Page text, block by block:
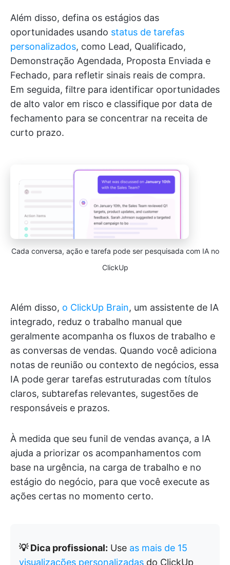
Além disso, defina os estágios das
oportunidades usando status de tarefas
personalizados, como Lead, Qualificado,
Demonstração Agendada, Proposta Enviada e
Fechado, para refletir sinais reais de compra.
Em seguida, filtre para identificar oportunidades
de alto valor em risco e classifique por data de
fechamento para se concentrar na receita de
curto prazo.
Cada conversa, ação e tarefa pode ser pesquisada com IA no
ClickUp
Além disso, o ClickUp Brain, um assistente de IA
integrado, reduz o trabalho manual que
geralmente acompanha os fluxos de trabalho e
as conversas de vendas. Quando você adiciona
notas de reunião ou contexto de negócios, essa
IA pode gerar tarefas estruturadas com títulos
claros, subtarefas relevantes, sugestões de
responsáveis e prazos.
À medida que seu funil de vendas avança, a IA
ajuda a priorizar os acompanhamentos com
base na urgência, na carga de trabalho e no
estágio do negócio, para que você execute as
ações certas no momento certo.
💡 Dica profissional: Use as mais de 15
visualizações personalizadas do ClickUp